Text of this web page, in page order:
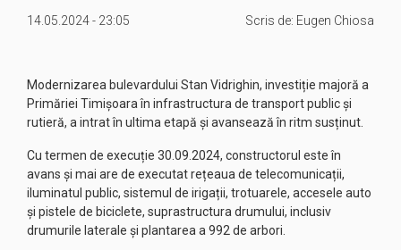
14.05.2024 - 23:05 Scris de: Eugen Chiosa
Modernizarea bulevardului Stan Vidrighin, investiție majoră a
Primăriei Timișoara în infrastructura de transport public și
rutieră, a intrat în ultima etapă și avansează în ritm susținut.
Cu termen de execuție 30.09.2024, constructorul este în
avans și mai are de executat rețeaua de telecomunicații,
iluminatul public, sistemul de irigații, trotuarele, accesele auto
și pistele de biciclete, suprastructura drumului, inclusiv
drumurile laterale și plantarea a 992 de arbori.